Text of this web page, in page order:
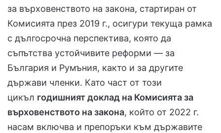
за върховенството на закона, стартиран от
Комисията през 2019 г., осигури текуща рамка
с дългосрочна перспектива, която да
съпътства устойчивите реформи — за
България и Румъния, както и за другите
държави членки. Като част от този
цикъл годишният доклад на Комисията за
върховенството на закона, който от 2022 г.
насам включва и препоръки към държавите